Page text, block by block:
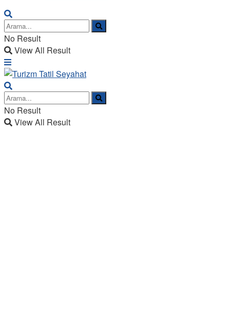
No Result
View All Result
No Result
View All Result